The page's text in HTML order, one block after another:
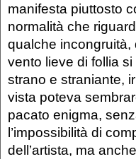
manifesta piuttosto
normalità che
qualche incongruità,
vento lieve di follia
strano e straniante,
vista poteva
pacato enigma,
l’impossibilità di
dell’artista, ma